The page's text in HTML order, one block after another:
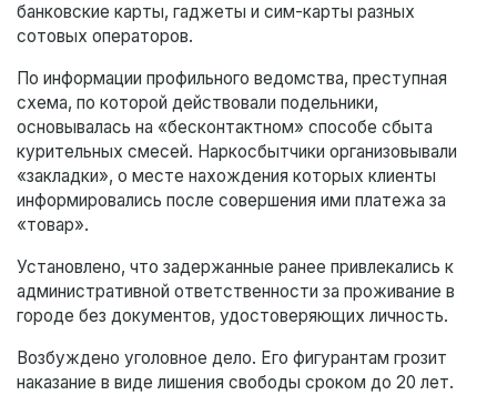
банковские карты, гаджеты и сим-карты разных
сотовых операторов.
По информации профильного ведомства, преступная
схема, по которой действовали подельники,
основывалась на «бесконтактном» способе сбыта
курительных смесей. Наркосбытчики организовывали
«закладки», о месте нахождения которых клиенты
информировались после совершения ими платежа за
«товар».
Установлено, что задержанные ранее привлекались к
административной ответственности за проживание в
городе без документов, удостоверяющих личность.
Возбуждено уголовное дело. Его фигурантам грозит
наказание в виде лишения свободы сроком до 20 лет.